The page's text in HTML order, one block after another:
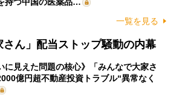
一覧を見る
さん」配当ストップ騒動の内幕
に見えた問題の核心》「みんなで大家さ
億円超不動産投資トラブル“異常なく